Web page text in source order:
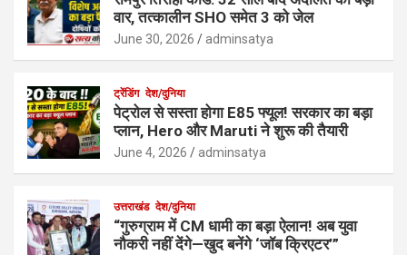
वार, तत्कालीन SHO समेत 3 को जेल
June 30, 2026 adminsatya
ट्रेंडिंग देश/दुनिया
पेट्रोल से सस्ता होगा E85 फ्यूल! सरकार का बड़ा
प्लान, Hero और Maruti ने शुरू की तैयारी
June 4, 2026 adminsatya
उत्तराखंड देश/दुनिया
“गुरुग्राम में CM धामी का बड़ा ऐलान! अब युवा
नौकरी नहीं देंगे—खुद बनेंगे ‘जॉब क्रिएटर’”